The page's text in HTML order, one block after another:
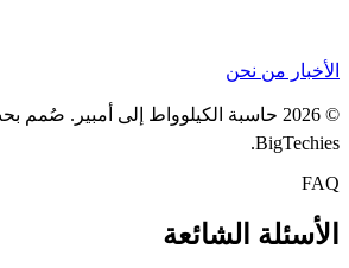
الأخبار من نحن
© 2026 حاسبة الكيلوواط إلى أمبير. صُمم بحب ❤️ بواسطة
BigTechies
.
FAQ
الأسئلة الشائعة